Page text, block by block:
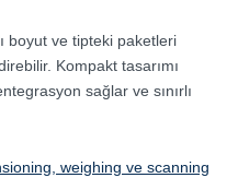
boyut ve tipteki paketleri
Kompakt tasarımı
sağlar ve sınırlı
weighing ve scanning